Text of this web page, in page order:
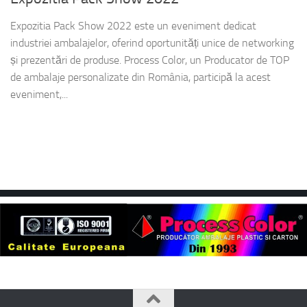
Expozitia Pack Show 2022 este un eveniment dedicat
industriei ambalajelor, oferind oportunități unice de networking
și prezentări de produse. Process Color, un Producator de TOP
de ambalaje personalizate din România, participă la acest
eveniment,...